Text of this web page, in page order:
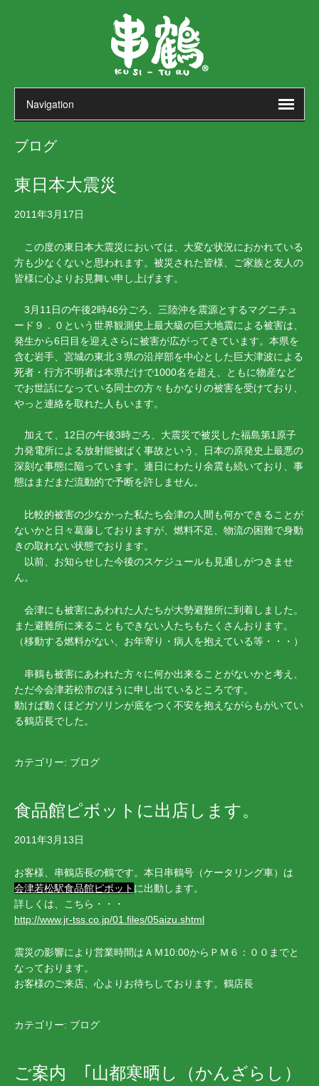
ブログ
東日本大震災
2011年3月17日
この度の東日本大震災においては、大変な状況におかれている
方も少なくないと思われます。被災された皆様、ご家族と友人の
皆様に心よりお見舞い申し上げます。
3月11日の午後2時46分ごろ、三陸沖を震源とするマグニチュ
ード９．０という世界観測史上最大級の巨大地震による被害は、
発生から6日目を迎えさらに被害が広がってきています。本県を
含む岩手、宮城の東北３県の沿岸部を中心とした巨大津波による
死者・行方不明者は本県だけで1000名を超え、ともに物産など
でお世話になっている同士の方々もかなりの被害を受けており、
やっと連絡を取れた人もいます。
加えて、12日の午後3時ごろ、大震災で被災した福島第1原子
力発電所による放射能被ばく事故という、日本の原発史上最悪の
深刻な事態に陥っています。連日にわたり余震も続いており、事
態はまだまだ流動的で予断を許しません。
比較的被害の少なかった私たち会津の人間も何かできることが
ないかと日々葛藤しておりますが、燃料不足、物流の困難で身動
きの取れない状態でおります。
以前、お知らせした今後のスケジュールも見通しがつきませ
ん。
会津にも被害にあわれた人たちが大勢避難所に到着しました。
また避難所に来ることもできない人たちもたくさんおります。
（移動する燃料がない、お年寄り・病人を抱えている等・・・）
串鶴も被害にあわれた方々に何か出来ることがないかと考え、
ただ今会津若松市のほうに申し出ているところです。
動けば動くほどガソリンが底をつく不安を抱えながらもがいてい
る鶴店長でした。
カテゴリー: ブログ
食品館ピボットに出店します。
2011年3月13日
お客様、串鶴店長の鶴です。本日串鶴号（ケータリング車）は
会津若松駅食品館ピボット に出動します。
詳しくは、こちら・・・
http://www.jr-tss.co.jp/01.files/05aizu.shtml
震災の影響により営業時間はＡＭ10:00からＰＭ６：００までと
なっております。
お客様のご来店、心よりお待ちしております。鶴店長
カテゴリー: ブログ
ご案内 ｢山都寒晒し（かんざらし）